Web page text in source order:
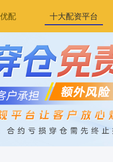
配 十大配资平台